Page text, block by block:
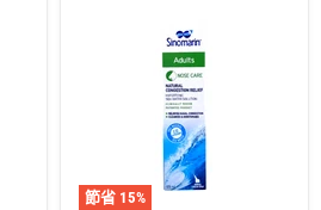
節省 15%